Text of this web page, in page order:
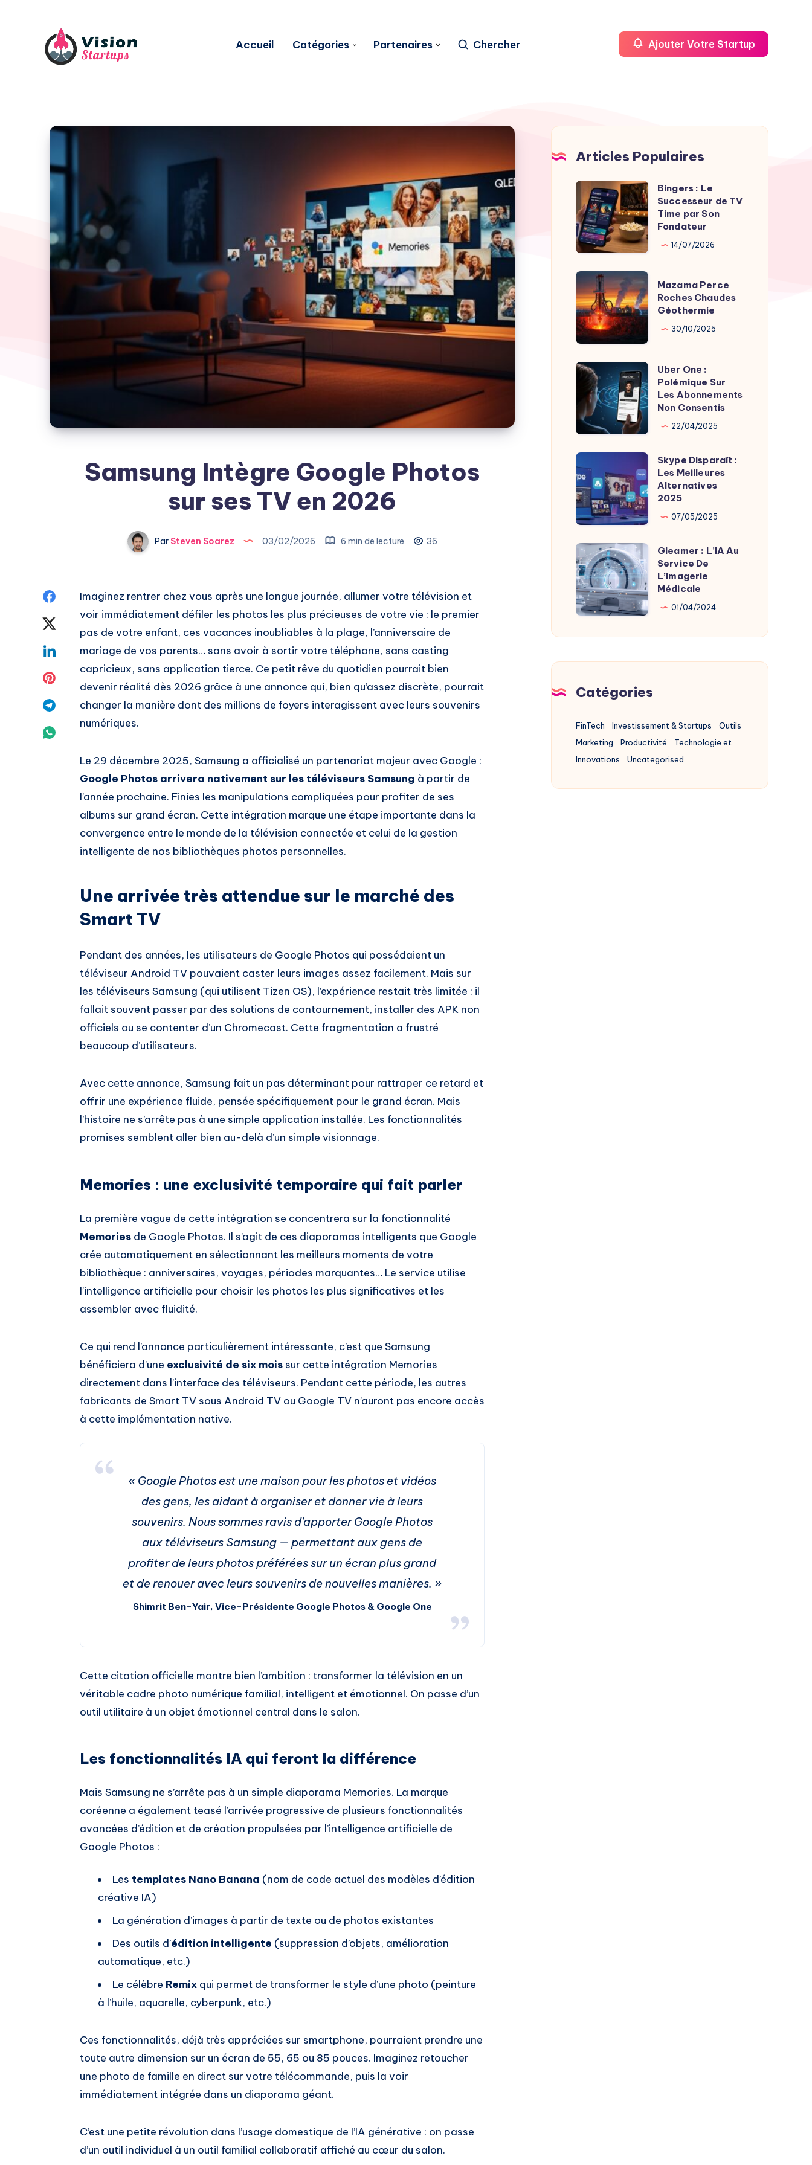
Accueil Catégories Partenaires Chercher Ajouter Votre Startup
Samsung Intègre Google Photos
sur ses TV en 2026
ParSteven Soarez 03/02/2026 6 min de lecture 36
Share
Facebook
Twitter
Share
Linkedin
Pinterest
Share
Whatsapp
Imaginez rentrer chez vous après une longue journée, allumer votre télévision et
voir immédiatement défiler les photos les plus précieuses de votre vie : le premier
pas de votre enfant, ces vacances inoubliables à la plage, l’anniversaire de
mariage de vos parents… sans avoir à sortir votre téléphone, sans casting
capricieux, sans application tierce. Ce petit rêve du quotidien pourrait bien
devenir réalité dès 2026 grâce à une annonce qui, bien qu’assez discrète, pourrait
changer la manière dont des millions de foyers interagissent avec leurs souvenirs
numériques.
Le 29 décembre 2025, Samsung a officialisé un partenariat majeur avec Google :
Google Photos arrivera nativement sur les téléviseurs Samsung à partir de
l’année prochaine. Finies les manipulations compliquées pour profiter de ses
albums sur grand écran. Cette intégration marque une étape importante dans la
convergence entre le monde de la télévision connectée et celui de la gestion
intelligente de nos bibliothèques photos personnelles.
Une arrivée très attendue sur le marché des
Smart TV
Pendant des années, les utilisateurs de Google Photos qui possédaient un
téléviseur Android TV pouvaient caster leurs images assez facilement. Mais sur
les téléviseurs Samsung (qui utilisent Tizen OS), l’expérience restait très limitée : il
fallait souvent passer par des solutions de contournement, installer des APK non
officiels ou se contenter d’un Chromecast. Cette fragmentation a frustré
beaucoup d’utilisateurs.
Avec cette annonce, Samsung fait un pas déterminant pour rattraper ce retard et
offrir une expérience fluide, pensée spécifiquement pour le grand écran. Mais
l’histoire ne s’arrête pas à une simple application installée. Les fonctionnalités
promises semblent aller bien au-delà d’un simple visionnage.
Memories : une exclusivité temporaire qui fait parler
La première vague de cette intégration se concentrera sur la fonctionnalité
Memories de Google Photos. Il s’agit de ces diaporamas intelligents que Google
crée automatiquement en sélectionnant les meilleurs moments de votre
bibliothèque : anniversaires, voyages, périodes marquantes… Le service utilise
l’intelligence artificielle pour choisir les photos les plus significatives et les
assembler avec fluidité.
Ce qui rend l’annonce particulièrement intéressante, c’est que Samsung
bénéficiera d’une exclusivité de six mois sur cette intégration Memories
directement dans l’interface des téléviseurs. Pendant cette période, les autres
fabricants de Smart TV sous Android TV ou Google TV n’auront pas encore accès
à cette implémentation native.
« Google Photos est une maison pour les photos et vidéos
des gens, les aidant à organiser et donner vie à leurs
souvenirs. Nous sommes ravis d’apporter Google Photos
aux téléviseurs Samsung — permettant aux gens de
profiter de leurs photos préférées sur un écran plus grand
et de renouer avec leurs souvenirs de nouvelles manières. »
Shimrit Ben-Yair, Vice-Présidente Google Photos & Google One
Cette citation officielle montre bien l’ambition : transformer la télévision en un
véritable cadre photo numérique familial, intelligent et émotionnel. On passe d’un
outil utilitaire à un objet émotionnel central dans le salon.
Les fonctionnalités IA qui feront la différence
Mais Samsung ne s’arrête pas à un simple diaporama Memories. La marque
coréenne a également teasé l’arrivée progressive de plusieurs fonctionnalités
avancées d’édition et de création propulsées par l’intelligence artificielle de
Google Photos :
Les templates Nano Banana (nom de code actuel des modèles d’édition
créative IA)
La génération d’images à partir de texte ou de photos existantes
Des outils d’édition intelligente (suppression d’objets, amélioration
automatique, etc.)
Le célèbre Remix qui permet de transformer le style d’une photo (peinture
à l’huile, aquarelle, cyberpunk, etc.)
Ces fonctionnalités, déjà très appréciées sur smartphone, pourraient prendre une
toute autre dimension sur un écran de 55, 65 ou 85 pouces. Imaginez retoucher
une photo de famille en direct sur votre télécommande, puis la voir
immédiatement intégrée dans un diaporama géant.
C’est une petite révolution dans l’usage domestique de l’IA générative : on passe
d’un outil individuel à un outil familial collaboratif affiché au cœur du salon.
Articles Populaires
Bingers
Le
Successeur
de
TV
Time
par
Son
Fondateur
Bingers : Le
Successeur de TV
Time par Son
Fondateur
14/07/2026
Mazama
Perce
Roches
Chaudes
Géothermie
Mazama Perce
Roches Chaudes
Géothermie
30/10/2025
Uber
One
Polémique
Sur
Les
Abonnements
Non
Consentis
Uber One :
Polémique Sur
Les Abonnements
Non Consentis
22/04/2025
Skype
Disparaît
:
Les
Meilleures
Alternatives
2025
Skype Disparaît :
Les Meilleures
Alternatives
2025
07/05/2025
Gleamer
:
L’IA
Au
Service
De
Gleamer : L’IA Au
Service De
L’Imagerie
Médicale
01/04/2024
Catégories
FinTech Investissement & Startups
Outils
Marketing
Productivité
Technologie et
Innovations
Uncategorised